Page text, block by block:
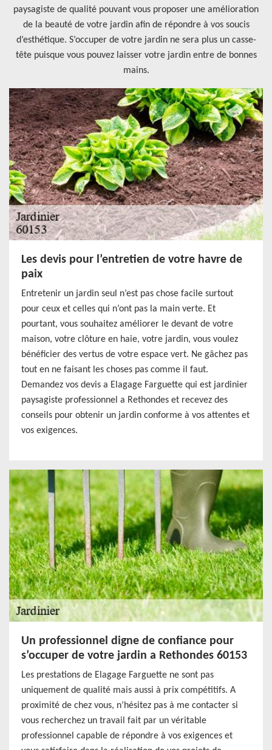
paysagiste de qualité pouvant vous proposer une amélioration
de la beauté de votre jardin afin de répondre à vos soucis
d’esthétique. S’occuper de votre jardin ne sera plus un casse-
tête puisque vous pouvez laisser votre jardin entre de bonnes
mains.
Les devis pour l’entretien de votre havre de
paix
Entretenir un jardin seul n’est pas chose facile surtout
pour ceux et celles qui n’ont pas la main verte. Et
pourtant, vous souhaitez améliorer le devant de votre
maison, votre clôture en haie, votre jardin, vous voulez
bénéficier des vertus de votre espace vert. Ne gâchez pas
tout en ne faisant les choses pas comme il faut.
Demandez vos devis a Elagage Farguette qui est jardinier
paysagiste professionnel a Rethondes et recevez des
conseils pour obtenir un jardin conforme à vos attentes et
vos exigences.
Un professionnel digne de confiance pour
s’occuper de votre jardin a Rethondes 60153
Les prestations de Elagage Farguette ne sont pas
uniquement de qualité mais aussi à prix compétitifs. A
proximité de chez vous, n’hésitez pas à me contacter si
vous recherchez un travail fait par un véritable
professionnel capable de répondre à vos exigences et